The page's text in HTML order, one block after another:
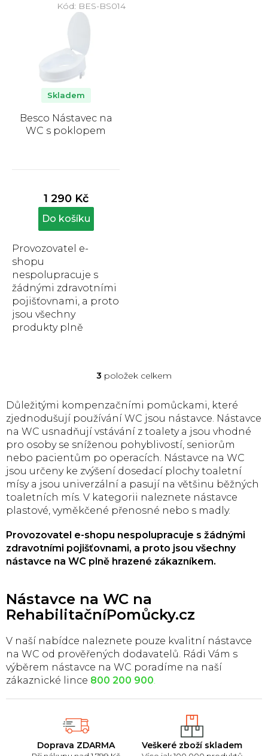
Besco Nástavec na
WC s poklopem
produktu
je
5,0
hvězdiček.
Skladem
1 290 Kč
Do košíku
Provozovatel e-
shopu
nespolupracuje s
žádnými zdravotními
pojišťovnami, a proto
jsou všechny
produkty plně
Kód: BES-BS014
O
l
á
d
a
c
í
p
r
v
k
y
ý
p
i
3 položek celkem
Důležitými kompenzačními pomůckami, které
zjednodušují používání WC jsou nástavce. Nástavce
na WC usnadňují vstávání z toalety a jsou vhodné
pro osoby se sníženou pohyblivostí, seniorům
nebo pacientům po operacích. Nástavce na WC
jsou určeny ke zvýšení dosedací plochy toaletní
mísy a jsou univerzální a pasují na většinu běžných
toaletních mís. V kategorii naleznete nástavce
plastové, vyměkčené přenosné nebo s madly.
Provozovatel e-shopu nespolupracuje s žádnými
zdravotními pojišťovnami, a proto jsou všechny
nástavce na WC plně hrazené zákazníkem.
Nástavce na WC na
RehabilitačníPomůcky.cz
V naší nabídce naleznete pouze kvalitní nástavce
na WC od prověřených dodavatelů. Rádi Vám s
výběrem nástavce na WC poradíme na naší
zákaznické lince 800 200 900
Doprava ZDARMA Veškeré zboží skladem